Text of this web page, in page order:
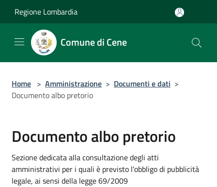
Regione Lombardia
Comune di Cene
Home > Amministrazione > Documenti e dati >
Documento albo pretorio
Documento albo pretorio
Sezione dedicata alla consultazione degli atti
amministrativi per i quali è previsto l'obbligo di pubblicità
legale, ai sensi della legge 69/2009